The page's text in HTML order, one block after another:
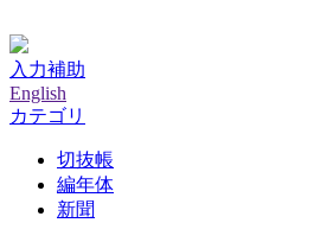
入力補助
English
カテゴリ
切抜帳
編年体
新聞